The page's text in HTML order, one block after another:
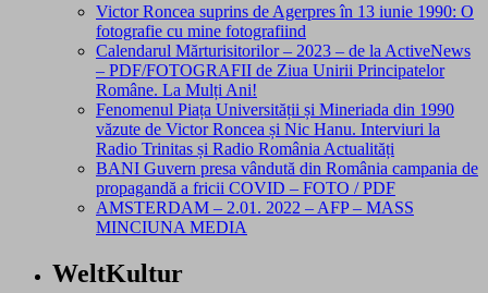
Victor Roncea suprins de Agerpres în 13 iunie 1990: O
fotografie cu mine fotografiind
Calendarul Mărturisitorilor – 2023 – de la ActiveNews
– PDF/FOTOGRAFII de Ziua Unirii Principatelor
Române. La Mulți Ani!
Fenomenul Piața Universității și Mineriada din 1990
văzute de Victor Roncea și Nic Hanu. Interviuri la
Radio Trinitas și Radio România Actualități
BANI Guvern presa vândută din România campania de
propagandă a fricii COVID – FOTO / PDF
AMSTERDAM – 2.01. 2022 – AFP – MASS
MINCIUNA MEDIA
WeltKultur